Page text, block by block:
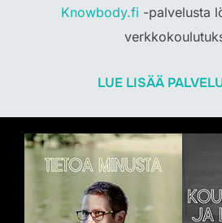
Knowbody.fi -palvelusta
LUE LISÄÄ